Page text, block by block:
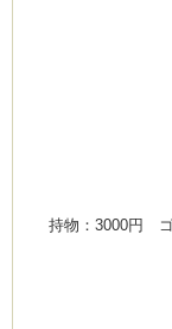
持物：3000円